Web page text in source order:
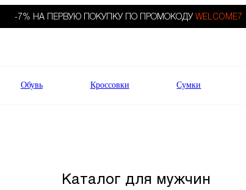
-7% НА ПЕРВУЮ ПОКУПКУ ПО ПРОМОКОДУ WELCOME7.
Обувь Кроссовки Сумки
Каталог для мужчин